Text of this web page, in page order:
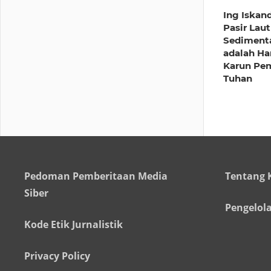
Ing
Pasir
adalah
Karun
Tuhan
Pedoman Pemberitaan Media
Siber
Kode Etik Jurnalistik
Privacy Policy
Tentang
Pengelola